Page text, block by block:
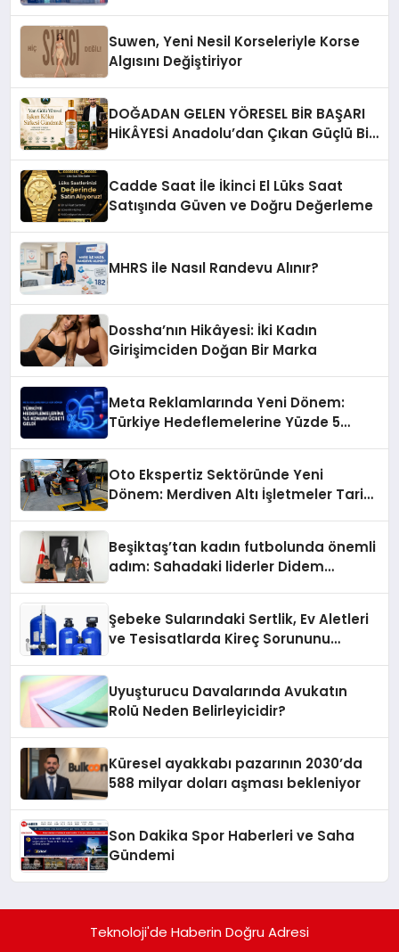
Suwen, Yeni Nesil Korseleriyle Korse
Algısını Değiştiriyor
DOĞADAN GELEN YÖRESEL BİR BAŞARI
HİKÂYESİ Anadolu’dan Çıkan Güçlü Bir
Cadde Saat İle İkinci El Lüks Saat
Satışında Güven ve Doğru Değerleme
MHRS ile Nasıl Randevu Alınır?
Dossha’nın Hikâyesi: İki Kadın
Girişimciden Doğan Bir Marka
Meta Reklamlarında Yeni Dönem:
Türkiye Hedeflemelerine Yüzde 5
Oto Ekspertiz Sektöründe Yeni
Dönem: Merdiven Altı İşletmeler Tarih
Beşiktaş’tan kadın futbolunda önemli
adım: Sahadaki liderler Didem
Şebeke Sularındaki Sertlik, Ev Aletleri
ve Tesisatlarda Kireç Sorununu
Uyuşturucu Davalarında Avukatın
Rolü Neden Belirleyicidir?
Küresel ayakkabı pazarının 2030’da
588 milyar doları aşması bekleniyor
Son Dakika Spor Haberleri ve Saha
Gündemi
Teknoloji'de Haberin Doğru Adresi